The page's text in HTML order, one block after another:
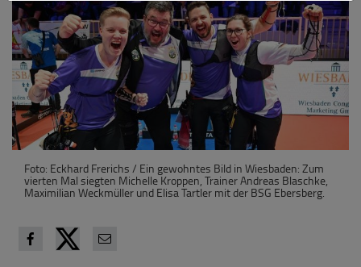
Foto: Eckhard Frerichs / Ein gewohntes Bild in Wiesbaden: Zum
vierten Mal siegten Michelle Kroppen, Trainer Andreas Blaschke,
Maximilian Weckmüller und Elisa Tartler mit der BSG Ebersberg.